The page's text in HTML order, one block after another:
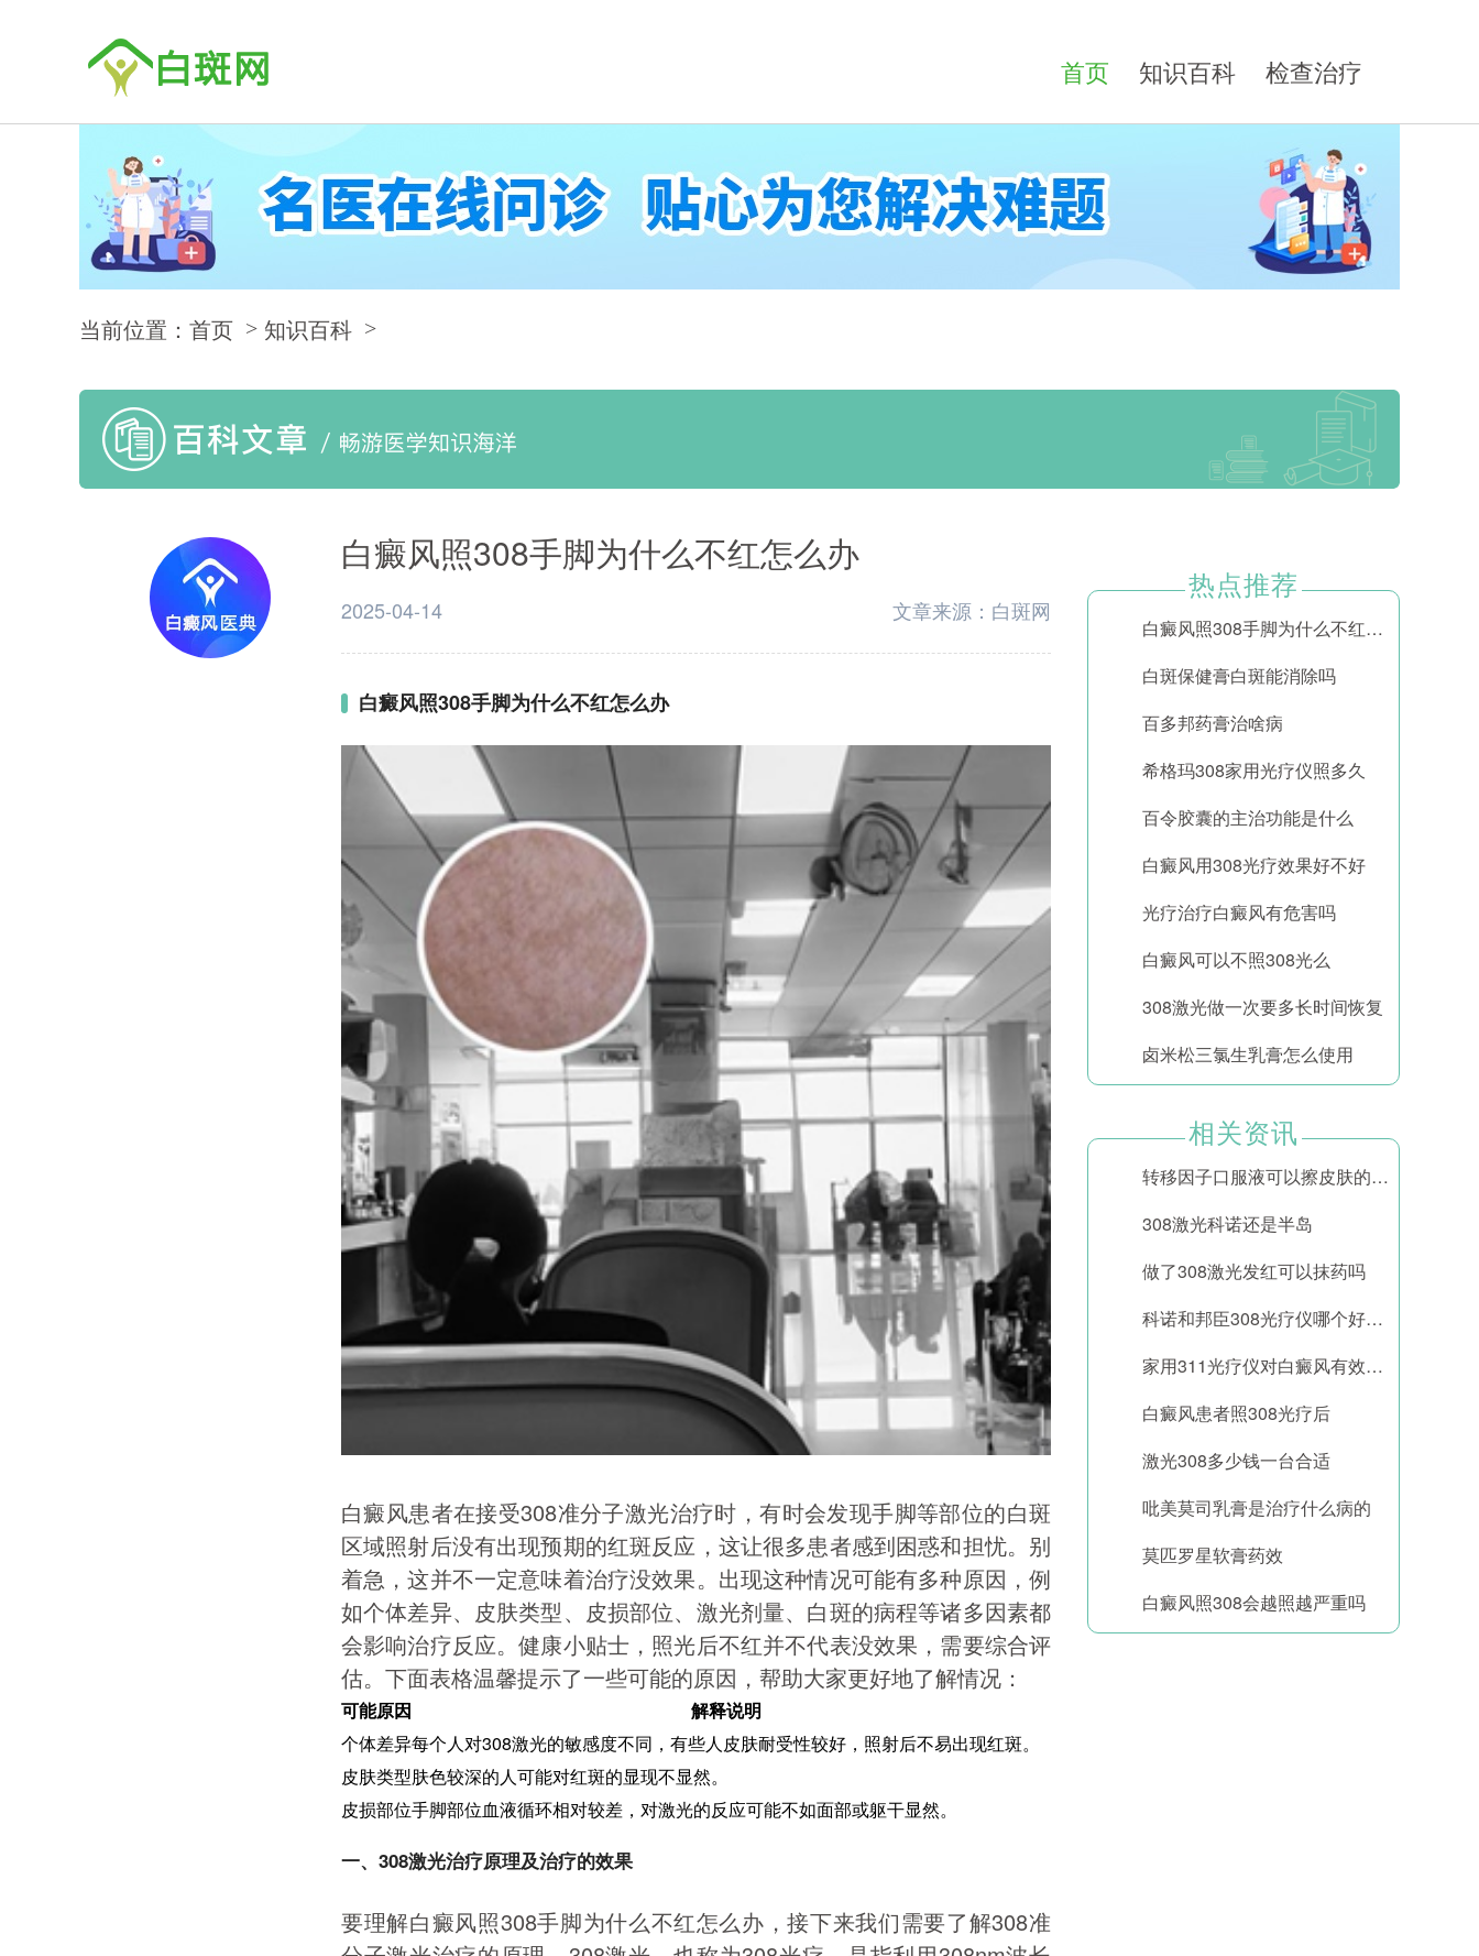
首页 知识百科 检查治疗
当前位置：首页 知识百科
白癜风照308手脚为什么不红怎么办
2025-04-14 文章来源： 白斑网
白癜风照308手脚为什么不红怎么办
白癜风患者在接受308准分子激光治疗时，有时会发现手脚等部位的白斑
区域照射后没有出现预期的红斑反应，这让很多患者感到困惑和担忧。别
着急，这并不一定意味着治疗没效果。出现这种情况可能有多种原因，例
如个体差异、皮肤类型、皮损部位、激光剂量、白斑的病程等诸多因素都
会影响治疗反应。健康小贴士，照光后不红并不代表没效果，需要综合评
估。下面表格温馨提示了一些可能的原因，帮助大家更好地了解情况：
可能原因
解释说明
个体差异每个人对308激光的敏感度不同，有些人皮肤耐受性较好，照射后不易出现红斑。
皮肤类型肤色较深的人可能对红斑的显现不显然。
皮损部位手脚部位血液循环相对较差，对激光的反应可能不如面部或躯干显然。
一、308激光治疗原理及治疗的效果
要理解白癜风照308手脚为什么不红怎么办，接下来我们需要了解308准
热点推荐
白癜风照308手脚为什么不红怎么办
白斑保健膏白斑能消除吗
百多邦药膏治啥病
希格玛308家用光疗仪照多久
百令胶囊的主治功能是什么
白癜风用308光疗效果好不好
光疗治疗白癜风有危害吗
白癜风可以不照308光么
308激光做一次要多长时间恢复
卤米松三氯生乳膏怎么使用
相关资讯
转移因子口服液可以擦皮肤的功效
308激光科诺还是半岛
做了308激光发红可以抹药吗
科诺和邦臣308光疗仪哪个好一点
家用311光疗仪对白癜风有效果吗
白癜风患者照308光疗后
激光308多少钱一台合适
吡美莫司乳膏是治疗什么病的
莫匹罗星软膏药效
白癜风照308会越照越严重吗